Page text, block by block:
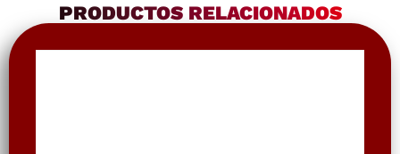
PRODUCTOS RELACIONADOS